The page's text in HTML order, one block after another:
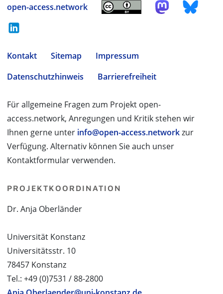
open-access.network
Kontakt Sitemap
Impressum
Datenschutzhinweis
Barrierefreiheit
Für allgemeine Fragen zum Projekt open-
access.network, Anregungen und Kritik stehen wir
Ihnen gerne unter info@open-access.networkzur
Verfügung. Alternativ können Sie auch unser
Kontaktformular verwenden.
PROJEKTKOORDINATION
Dr. Anja Oberländer
Universität Konstanz
Universitätsstr. 10
78457 Konstanz
Tel.: +49 (0)7531 / 88-2800